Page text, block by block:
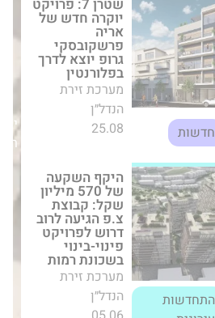
היקף השקעה של
570 מיליון שקל:
קבוצת צ.פ הגיעה
לרוב דרוש
לפרויקט
פינוי-בינוי
בשכונת רמות
מערכת זירת
הנדל״ן
05.06
האם מחירי הדיור
באמת בירידה?
ניתוח נתוני
הרבעון האחרון
מערכת זירת
הנדלן
יום